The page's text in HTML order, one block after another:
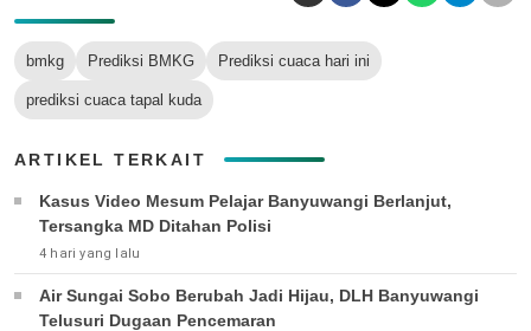
bmkg Prediksi BMKG Prediksi cuaca hari ini
prediksi cuaca tapal kuda
ARTIKEL TERKAIT
Kasus Video Mesum Pelajar Banyuwangi Berlanjut,
Tersangka MD Ditahan Polisi
4 hari yang lalu
Air Sungai Sobo Berubah Jadi Hijau, DLH Banyuwangi
Telusuri Dugaan Pencemaran